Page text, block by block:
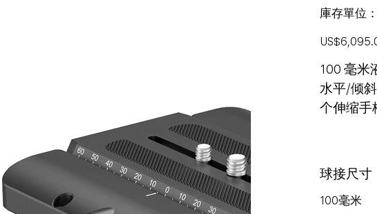
庫存單位
價
格
100 毫米
水平/倾
个伸缩手
球接尺寸
100毫米